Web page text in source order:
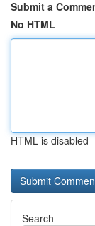
Submit a
No HTML
HTML is disabled
Search